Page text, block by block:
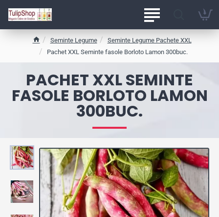
PACHET XXL SEMINTE
FASOLE BORLOTO LAMON
300BUC.
Seminte Legume
Seminte Legume Pachete XXL
Pachet XXL Seminte fasole Borloto Lamon 300buc.